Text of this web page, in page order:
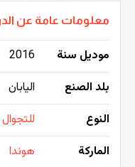
معلومات عامة عن
موديل سنة
2016
بلد الصنع
اليابان
النوع
للتجوال
الماركة
هوندا